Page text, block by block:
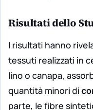
Risultati dello
I risultati hanno
tessuti realizzati in
lino o canapa,
quantità minori di
parte, le fibre